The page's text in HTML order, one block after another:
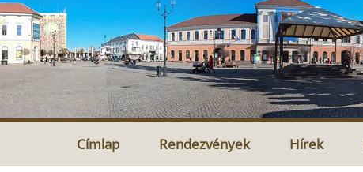
Címlap Rendezvények Hírek